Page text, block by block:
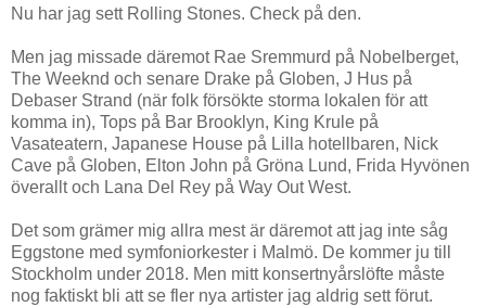
Nu har jag sett Rolling Stones. Check på den.
Men jag missade däremot Rae Sremmurd på Nobelberget,
The Weeknd och senare Drake på Globen, J Hus på
Debaser Strand (när folk försökte storma lokalen för att
komma in), Tops på Bar Brooklyn, King Krule på
Vasateatern, Japanese House på Lilla hotellbaren, Nick
Cave på Globen, Elton John på Gröna Lund, Frida Hyvönen
överallt och Lana Del Rey på Way Out West.
Det som grämer mig allra mest är däremot att jag inte såg
Eggstone med symfoniorkester i Malmö. De kommer ju till
Stockholm under 2018. Men mitt konsertnyårslöfte måste
nog faktiskt bli att se fler nya artister jag aldrig sett förut.